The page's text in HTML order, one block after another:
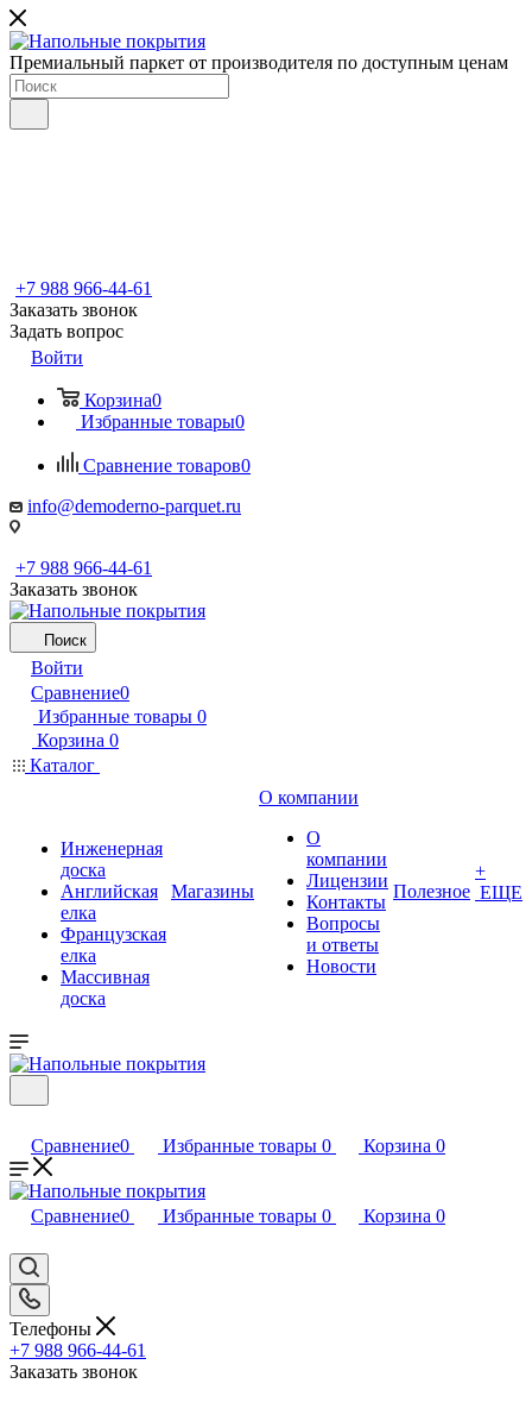
Премиальный паркет от производителя по доступным ценам
+7 988 966-44-61
Заказать звонок
Задать вопрос
Войти
Корзина0
Избранные товары0
Сравнение товаров0
info@demoderno-parquet.ru
+7 988 966-44-61
Заказать звонок
Поиск
Войти
Сравнение0
Избранные товары 0
Корзина 0
Каталог
Инженерная
доска
Английская
елка
Французская
елка
Массивная
доска
Магазины
О компании
О
компании
Лицензии
Контакты
Вопросы
и ответы
Новости
Полезное
+
ЕЩЕ
Сравнение0 Избранные товары 0 Корзина 0
Сравнение0 Избранные товары 0 Корзина 0
Телефоны
+7 988 966-44-61
Заказать звонок